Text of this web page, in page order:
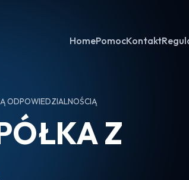
HomePomocKontakt
ODPOWIEDZIALNOŚCIĄ
Z